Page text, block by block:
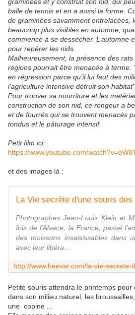
balle de tennis et en a aussi la forme.
de graminées savamment entrelacées,
beaucoup plus visibles en automne,
commence à se dessécher. L’automne
pour repérer les nids.
Malheureusement, la présence des
régions pourrait être menacée à terme.
en régression parce qu’il lui faut des
l’agriculture intensive détruit son habitat".
Pour trouver sa nourriture et les
construction de son nid, ce rongeur a
et de fourrés qui se trouvent menacés
tondus et le pâturage intensif.
Petit film ici:
https://www.youtube.com/
et des images là :
Photographes Jean-Louis Klein et
fois de l'Alsace, la France, passé
des moissons insaisissables dans
avec leur libéra...
Petite souris attendra le printemps
dans son milieu naturel, les
une copine ...